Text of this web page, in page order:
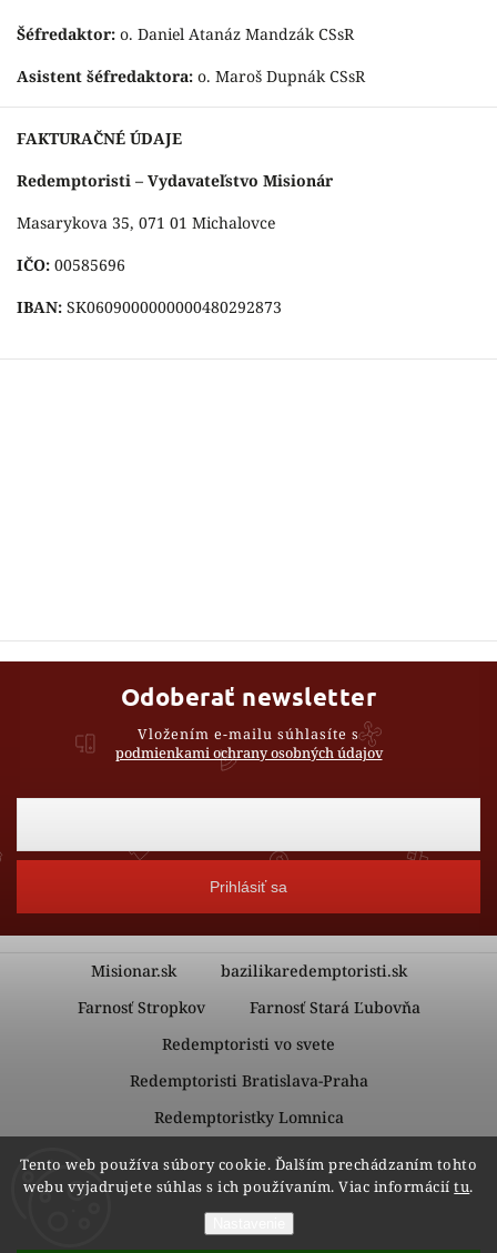
Tento web používa súbory cookie. Ďalším prechádzaním tohto
webu vyjadrujete súhlas s ich používaním. Viac informáciítu.
Šéfredaktor: o. Daniel Atanáz Mandzák CSsR
Asistent šéfredaktora: o. Maroš Dupnák CSsR
FAKTURAČNÉ ÚDAJE
Redemptoristi – Vydavateľstvo Misionár
Masarykova 35, 071 01 Michalovce
IČO: 00585696
IBAN: SK0609000000000480292873
Odoberať newsletter
Vložením e-mailu súhlasíte s
podmienkami ochrany osobných údajov
Prihlásiť sa
Misionar.sk
bazilikaredemptoristi.sk
Farnosť Stropkov
Farnosť Stará Ľubovňa
Redemptoristi vo svete
Redemptoristi Bratislava-Praha
Redemptoristky Lomnica
Redemptoristky Kežmarok
Redemptoristi – Vydavateľstvo Misionár